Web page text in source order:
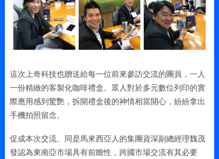
這次上奇科技也贈送給每一位前來參訪交流的團員，一人
一份精緻的客製化咖啡禮盒。眾人對於多元數位列印的實
際應用感到驚艷，拆開禮盒後的神情相當開心，紛紛拿出
手機拍照留念。
促成本次交流、同是馬來西亞人的集團資深副總經理魏茂
發認為東南亞市場具有前瞻性，跨國市場交流有其必要